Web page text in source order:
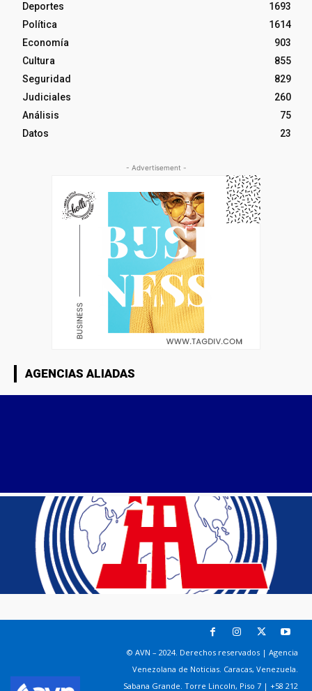
Deportes
1693
Política
1614
Economía
903
Cultura
855
Seguridad
829
Judiciales
260
Análisis
75
Datos
23
- Advertisement -
AGENCIAS ALIADAS
© AVN – 2024. Derechos reservados | Agencia
Venezolana de Noticias. Caracas, Venezuela.
Sabana Grande. Torre Lincoln, Piso 7 | +58 212